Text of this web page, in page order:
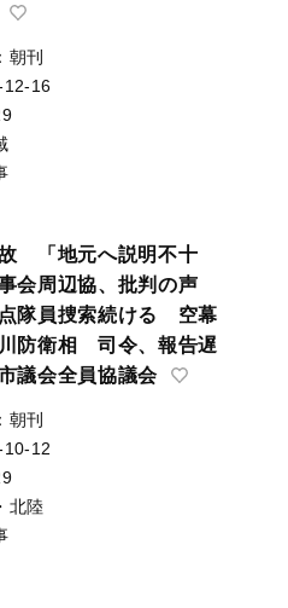
朝刊
12-16
「地元へ説明不十
会周辺協、批判の声
隊員捜索続ける 空幕
防衛相 司令、報告遅
議会全員協議会
朝刊
10-12
北陸